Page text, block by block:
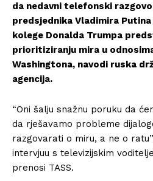
da nedavni telefonski
predsjednika Vladimira
kolege Donalda Trumpa
prioritiziranju mira u
Washingtona, navodi ruska
agencija.
“Oni šalju snažnu poruku da
da rješavamo probleme
razgovarati o miru, a ne o
intervjuu s televizijskim
prenosi TASS.